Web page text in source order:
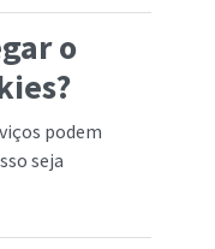
o
podem
seja